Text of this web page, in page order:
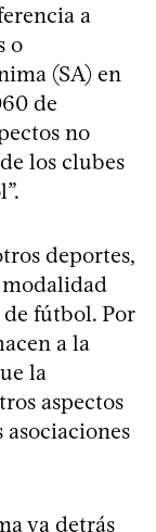
a
o
(SA) en
de
no
los clubes
deportes,
de fútbol. Por
a la
la
aspectos
va detrás